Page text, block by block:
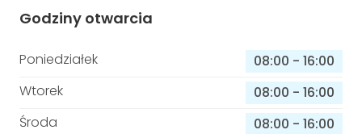
Godziny otwarcia
Poniedziałek 08:00 - 16:00
Wtorek
08:00 - 16:00
Środa
08:00 - 16:00